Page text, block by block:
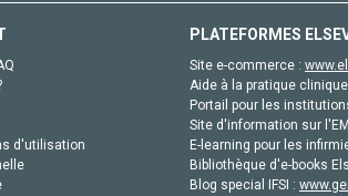
d'utilisation
PLATEFORMES
Site e-commerce :
Aide à la pratique
Portail pour les
Site d'information sur
E-learning pour les
Bibliothèque d'e-books
Blog special IFSI :